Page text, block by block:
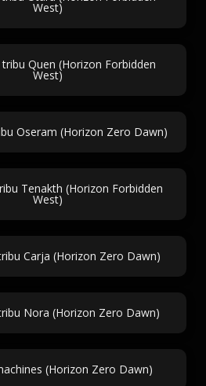
West)
Quen (Horizon Forbidden
West)
Oseram (Horizon Zero Dawn)
Tenakth (Horizon Forbidden
West)
Carja (Horizon Zero Dawn)
Nora (Horizon Zero Dawn)
(Horizon Zero Dawn)